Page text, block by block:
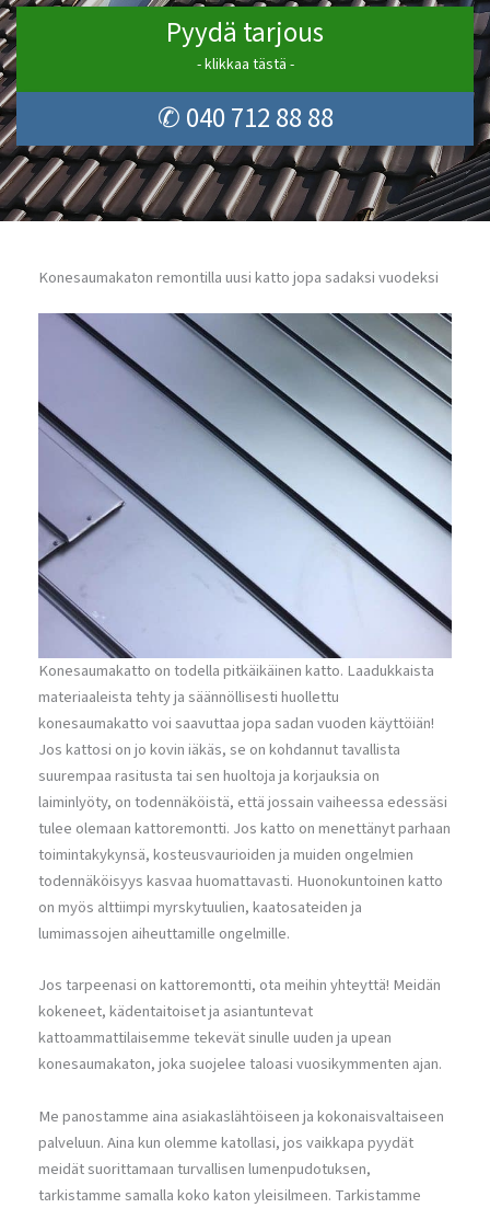
Pyydä tarjous
- klikkaa tästä -
✆ 040 712 88 88
Konesaumakaton remontilla uusi katto jopa sadaksi vuodeksi
Konesaumakatto on todella pitkäikäinen katto. Laadukkaista
materiaaleista tehty ja säännöllisesti huollettu
konesaumakatto voi saavuttaa jopa sadan vuoden käyttöiän!
Jos kattosi on jo kovin iäkäs, se on kohdannut tavallista
suurempaa rasitusta tai sen huoltoja ja korjauksia on
laiminlyöty, on todennäköistä, että jossain vaiheessa edessäsi
tulee olemaan kattoremontti. Jos katto on menettänyt parhaan
toimintakykynsä, kosteusvaurioiden ja muiden ongelmien
todennäköisyys kasvaa huomattavasti. Huonokuntoinen katto
on myös alttiimpi myrskytuulien, kaatosateiden ja
lumimassojen aiheuttamille ongelmille.
Jos tarpeenasi on kattoremontti, ota meihin yhteyttä! Meidän
kokeneet, kädentaitoiset ja asiantuntevat
kattoammattilaisemme tekevät sinulle uuden ja upean
konesaumakaton, joka suojelee taloasi vuosikymmenten ajan.
Me panostamme aina asiakaslähtöiseen ja kokonaisvaltaiseen
palveluun. Aina kun olemme katollasi, jos vaikkapa pyydät
meidät suorittamaan turvallisen lumenpudotuksen,
tarkistamme samalla koko katon yleisilmeen. Tarkistamme